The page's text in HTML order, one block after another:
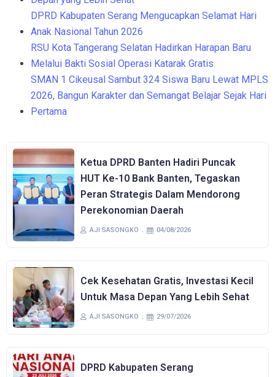
DPRD Kabupaten Serang Mengucapkan Selamat Hari
Anak Nasional Tahun 2026
RSU Kota Tangerang Selatan Hadirkan Harapan Baru
Melalui Bakti Sosial Operasi Katarak Gratis
SMAN 1 Cikeusal Sambut 324 Siswa Baru Lewat MPLS
2026, Bangun Karakter dan Semangat Belajar Sejak Hari
Pertama
Ketua DPRD Banten Hadiri Puncak
HUT Ke-10 Bank Banten, Tegaskan
Peran Strategis Dalam Mendorong
Perekonomian Daerah
AJI SASONGKO 04/08/2026
Cek Kesehatan Gratis, Investasi Kecil
Untuk Masa Depan Yang Lebih Sehat
AJI SASONGKO 29/07/2026
DPRD Kabupaten Serang